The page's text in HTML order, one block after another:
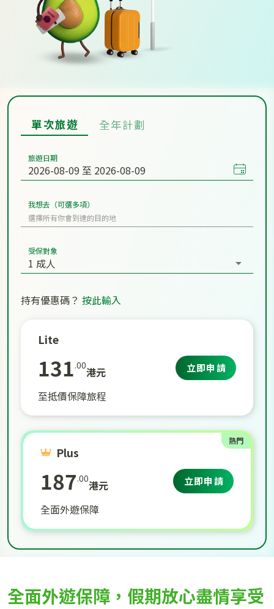
單次旅遊 全年計劃
旅遊日期
我想去（可選多項）
受保對象
持有優惠碼？ 按此輸入
Lite
131.00港元
至抵價保障旅程
立即申請
Plus
熱門
187.00港元
全面外遊保障
立即申請
全面外遊保障，假期放心盡情享受